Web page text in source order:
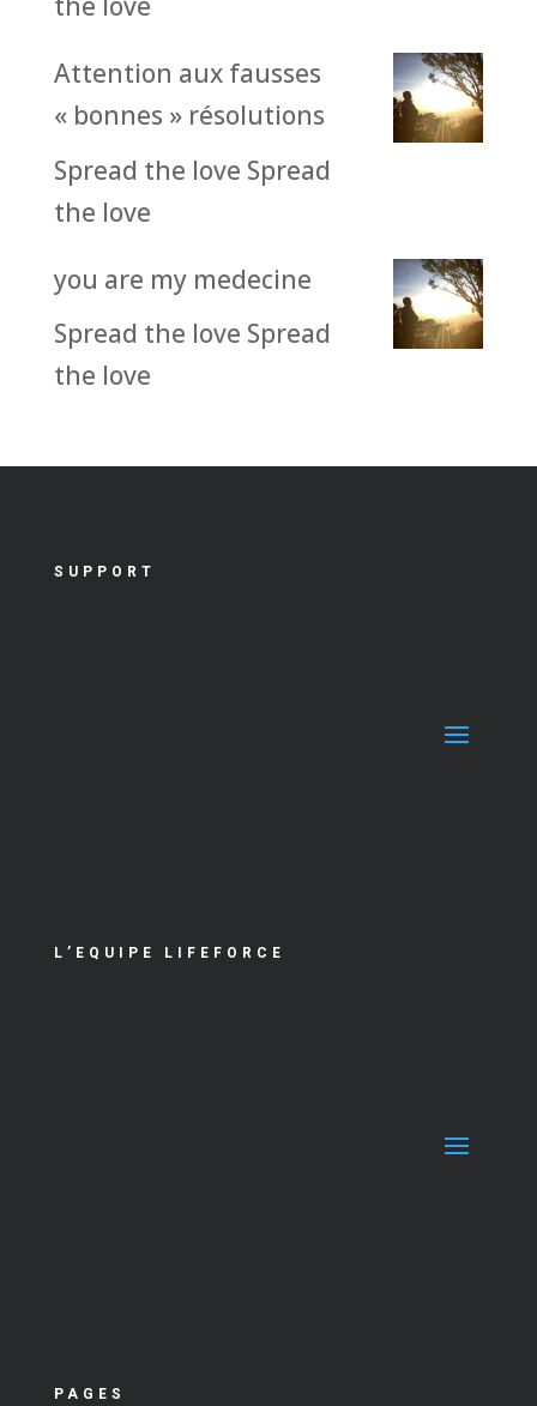
Attention aux fausses
« bonnes » résolutions
Spread the love Spread
the love
you are my medecine
Spread the love Spread
the love
SUPPORT
L’EQUIPE LIFEFORCE
PAGES